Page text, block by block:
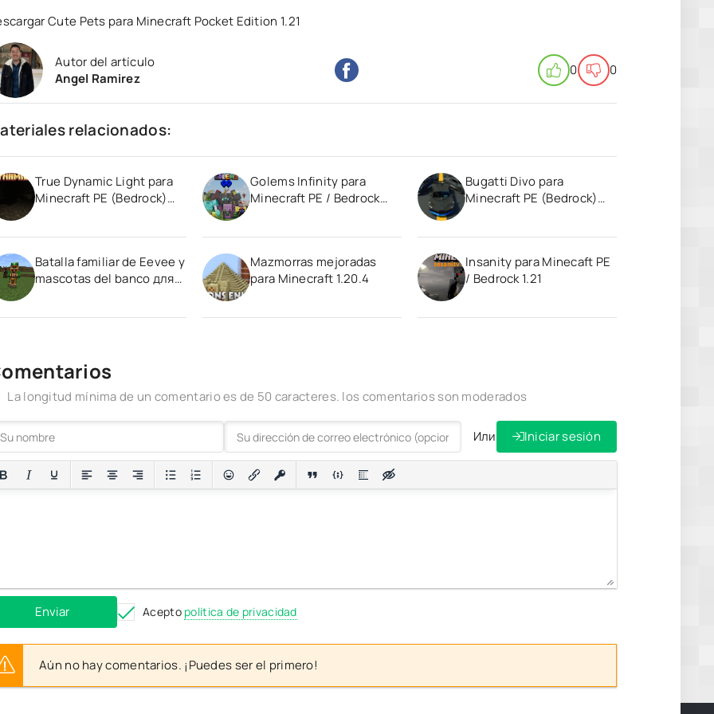
Cute Pets para Minecraft Pocket Edition 1.21
Autor del artículo
Angel Ramirez
0 0
relacionados:
True Dynamic Light para
Minecraft PE (Bedrock)
Golems Infinity para
Minecraft PE / Bedrock
Bugatti Divo para
Minecraft PE (Bedrock)
Batalla familiar de Eevee y
mascotas del banco для
Mazmorras mejoradas
para Minecraft 1.20.4
Insanity para Minecaft PE
/ Bedrock 1.21
La longitud mínima de un comentario es de 50 caracteres. los comentarios son moderados
Или Iniciar sesión
Enviar Acepto política de privacidad
Aún no hay comentarios. ¡Puedes ser el primero!